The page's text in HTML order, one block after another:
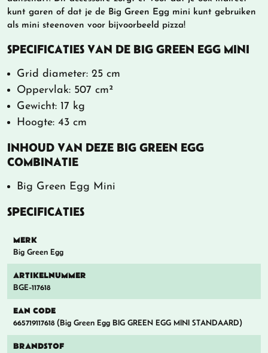
kunt garen of dat je de Big Green Egg mini kunt gebruiken
als mini steenoven voor bijvoorbeeld pizza!
SPECIFICATIES VAN DE BIG GREEN EGG MINI
Grid diameter: 25 cm
Oppervlak: 507 cm²
Gewicht: 17 kg
Hoogte: 43 cm
INHOUD VAN DEZE BIG GREEN EGG
COMBINATIE
Big Green Egg Mini
SPECIFICATIES
MERK
Big Green Egg
ARTIKELNUMMER
BGE-117618
EAN CODE
665719117618 (Big Green Egg BIG GREEN EGG MINI STANDAARD)
BRANDSTOF